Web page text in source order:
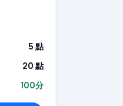
5 點
20 點
100分